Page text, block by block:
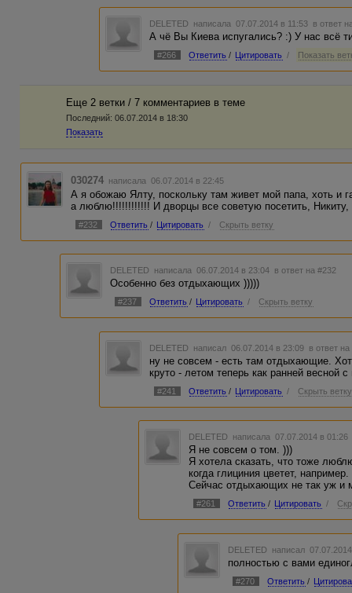
DELETED написала 07.07.2014 в 11:53 в ответ
А чё Вы Киева испугались? :) У нас всё
#266 Ответить / Цитировать / Показать
Еще 2 ветки / 7 комментариев в темe
Последний: 06.07.2014 в 18:30
Показать
030274 написала 06.07.2014 в 22:45
А я обожаю Ялту, поскольку там живет мой папа, хоть и
а люблю!!!!!!!!!!!! И дворцы все советую посетить,
#232 Ответить / Цитировать / Скрыть ветку
DELETED написала 06.07.2014 в 23:04 в ответ на #232
Особенно без отдыхающих )))))
#237 Ответить / Цитировать / Скрыть ветку
DELETED написал 06.07.2014 в 23:09 в ответ
ну не совсем - есть там отдыхающие.
круто - летом теперь как ранней весной
#241 Ответить / Цитировать / Скрыть ветку
DELETED написала 07.07.2014 в
Я не совсем о том. )))
Я хотела сказать, что тоже
когда глициния цветет, например.
Сейчас отдыхающих не так уж и
#261 Ответить / Цитировать /
DELETED написал
полностью с вами
#270 Ответить /